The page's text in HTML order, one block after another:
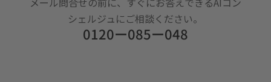
シェルジュにご相談ください。​
0120ー085ー048​